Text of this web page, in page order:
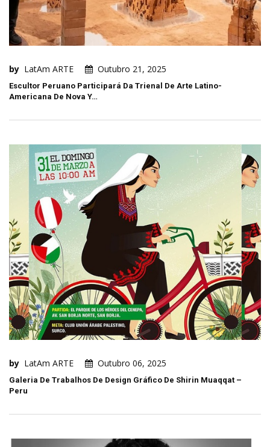
by LatAm ARTE Outubro 21, 2025
Escultor Peruano Participará Da Trienal De Arte Latino-
Americana De Nova Y…
by LatAm ARTE Outubro 06, 2025
Galeria De Trabalhos De Design Gráfico De Shirin Muaqqat –
Peru